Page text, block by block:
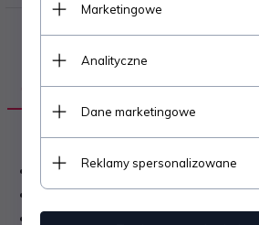
OPIS PRODUKTU
AUTOR: ANDRZEJ
ILUSTRACJE: TAK.
JĘZYK
Marketingowe
Analityczne
Dane marketingowe
Reklamy spersonalizowane